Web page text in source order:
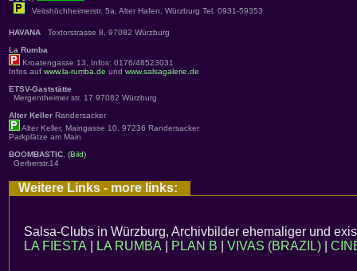
Veitshöchheimerstr. 5a, Alter Hafen, Würzburg Tel. 0931-59353
HAVANA Textorstrasse 8, 97082 Würzburg
La Rumba
Kroatengasse 13, Infos: 0176/48523031
Infos auf www.la-rumba.de und www.salsagalerie.de
ETSV-Gaststätte
Mergentheimer str. 17 97082 Würzburg
Alter Keller Randersacker
Alter Keller, Maingasse 10, 97236 Randersacker
Parkplätze am Main
BOOMBASTIC, (Bild)
Gerberstr.14
Weitere Links - more links:
Salsa-Clubs in Würzburg, Archivbilder ehemaliger und
LA FIESTA
LA RUMBA PLAN B VIVAS (BRAZIL)